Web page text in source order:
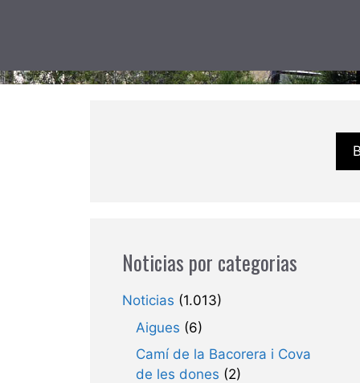
Noticias por categorias
Noticias (1.013)
Aigues (6)
Camí de la Bacorera i Cova
de les dones (2)